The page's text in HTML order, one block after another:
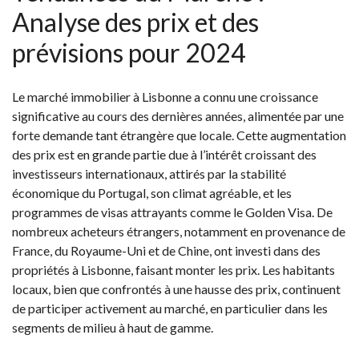
Analyse des prix et des
prévisions pour 2024
Le marché immobilier à Lisbonne a connu une croissance
significative au cours des dernières années, alimentée par une
forte demande tant étrangère que locale. Cette augmentation
des prix est en grande partie due à l’intérêt croissant des
investisseurs internationaux, attirés par la stabilité
économique du Portugal, son climat agréable, et les
programmes de visas attrayants comme le Golden Visa. De
nombreux acheteurs étrangers, notamment en provenance de
France, du Royaume-Uni et de Chine, ont investi dans des
propriétés à Lisbonne, faisant monter les prix. Les habitants
locaux, bien que confrontés à une hausse des prix, continuent
de participer activement au marché, en particulier dans les
segments de milieu à haut de gamme.